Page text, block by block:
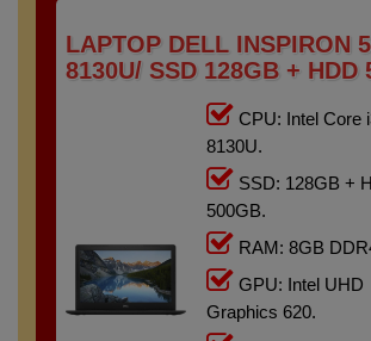
LAPTOP DELL INSPIRON
8130U/ SSD 128GB + HDD
RAM 8GB/ 15.6" FHD
CPU: Intel Core
8130U.
SSD: 128GB +
500GB.
RAM: 8GB
GPU: Intel UHD
Graphics 620.